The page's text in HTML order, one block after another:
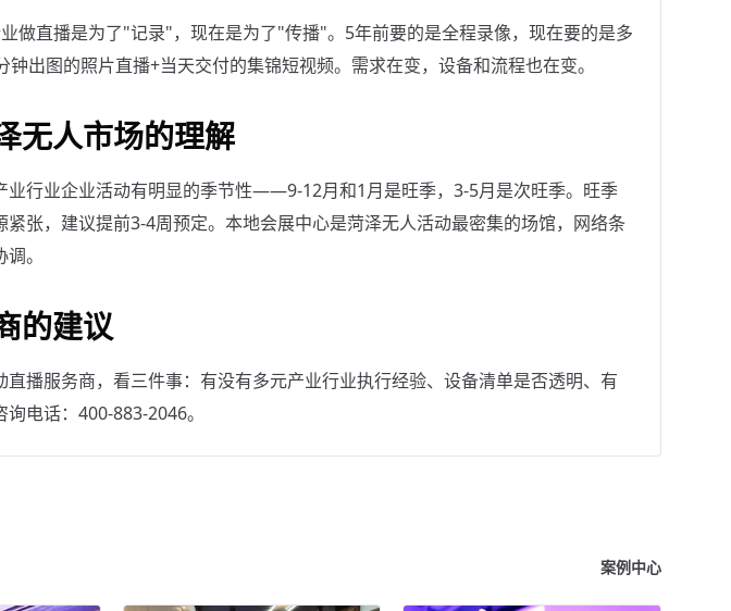
做直播是为了"记录"，现在是为了"传播"。5年前要的是全程录像，现在要的是多
钟出图的照片直播+当天交付的集锦短视频。需求在变，设备和流程也在变。
无人市场的理解
业行业企业活动有明显的季节性——9-12月和1月是旺季，3-5月是次旺季。旺季
紧张，建议提前3-4周预定。本地会展中心是菏泽无人活动最密集的场馆，网络条
。
的建议
直播服务商，看三件事：有没有多元产业行业执行经验、设备清单是否透明、有
电话：400-883-2046。
案例中心